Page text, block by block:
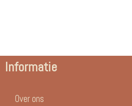
Informatie
Over ons